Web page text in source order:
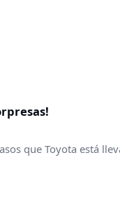
que Toyota está